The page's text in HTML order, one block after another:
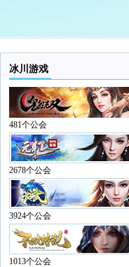
冰川游戏
481个公会
2678个公会
3924个公会
1013个公会